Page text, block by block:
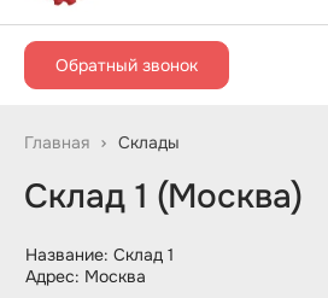
Обратный звонок
Главная Склады
Склад 1 (Москва)
Название: Склад 1
Адрес: Москва